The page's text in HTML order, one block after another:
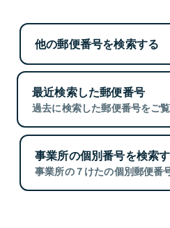
他の郵便番号を検索する
最近検索した郵便番号
過去に検索した郵便番号をご
事業所の個別番号を検索
事業所の７けたの個別郵便番